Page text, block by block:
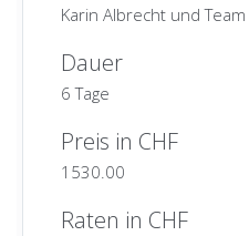
Karin Albrecht und Team
Dauer
6 Tage
Preis in CHF
1530.00
Raten in CHF